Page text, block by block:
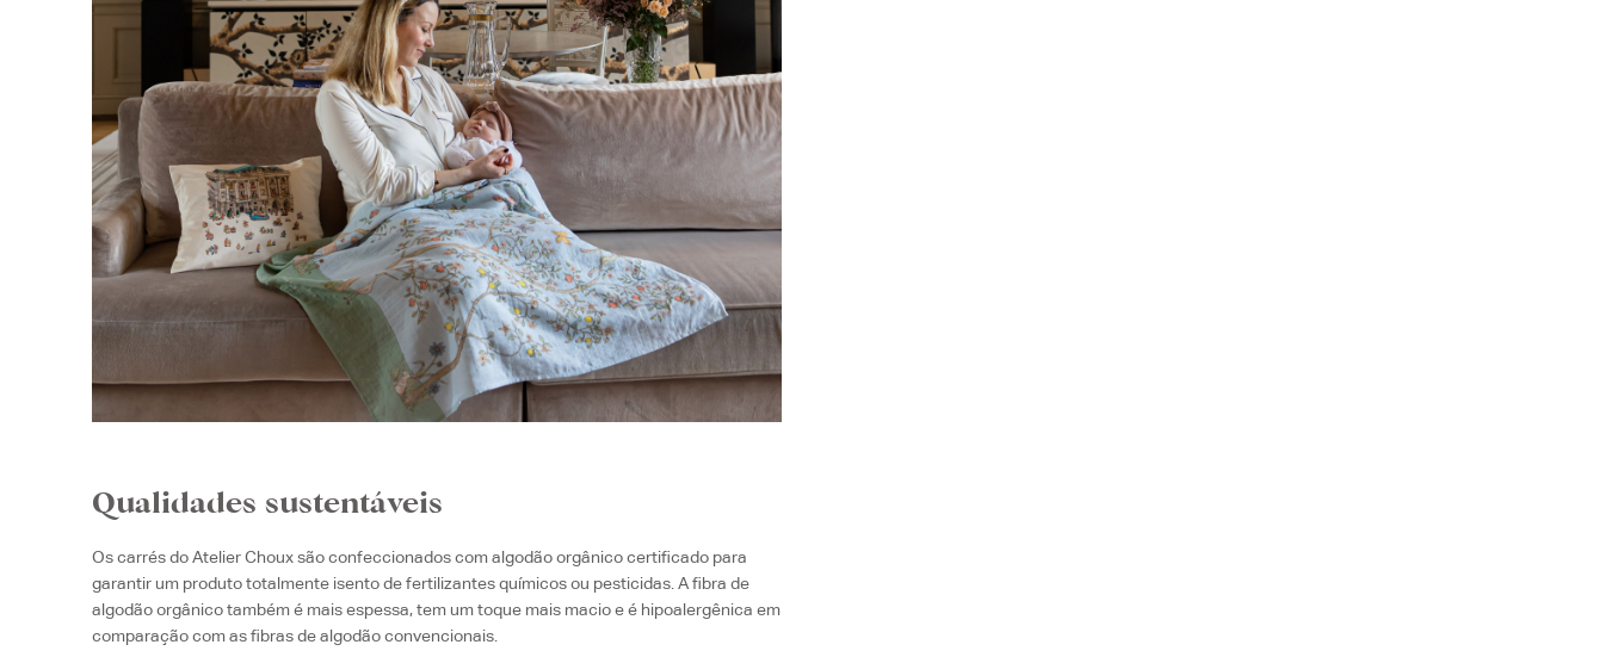
Qualidades sustentáveis
Os carrés do Atelier Choux são confeccionados com algodão orgânico certificado para
garantir um produto totalmente isento de fertilizantes químicos ou pesticidas. A fibra de
algodão orgânico também é mais espessa, tem um toque mais macio e é hipoalergênica em
comparação com as fibras de algodão convencionais.